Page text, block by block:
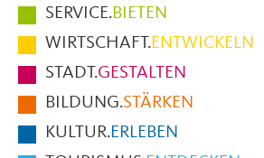
Hauptmenüpunkte
im
Fußbereich
der
Seite
SERVICE.BIETEN
WIRTSCHAFT.ENTWICKELN
STADT.GESTALTEN
BILDUNG.STÄRKEN
KULTUR.ERLEBEN